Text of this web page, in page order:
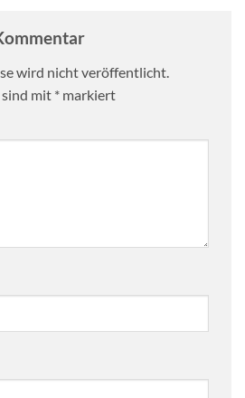
wird nicht veröffentlicht.
mit * markiert